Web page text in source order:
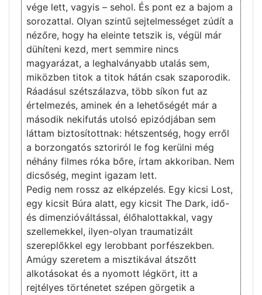
vége lett, vagyis – sehol. És pont ez a bajom a
sorozattal. Olyan szintű sejtelmességet zúdít a
nézőre, hogy ha eleinte tetszik is, végül már
dühíteni kezd, mert semmire nincs
magyarázat, a leghalványabb utalás sem,
miközben titok a titok hátán csak szaporodik.
Ráadásul szétszálazva, több síkon fut az
értelmezés, aminek én a lehetőségét már a
második nekifutás utolsó epizódjában sem
láttam biztosítottnak: hétszentség, hogy erről
a borzongatós sztoriról le fog kerülni még
néhány filmes róka bőre, írtam akkoriban. Nem
dicsőség, megint igazam lett.
Pedig nem rossz az elképzelés. Egy kicsi Lost,
egy kicsit Búra alatt, egy kicsit The Dark, idő-
és dimenzióváltással, élőhalottakkal, vagy
szellemekkel, ilyen-olyan traumatizált
szereplőkkel egy lerobbant porfészekben.
Amúgy szeretem a misztikával átszőtt
alkotásokat és a nyomott légkört, itt a
rejtélyes történetet szépen görgetik a